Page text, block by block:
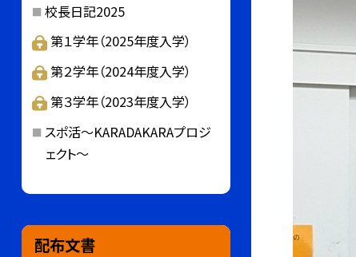
校長日記2025
第１学年（2025年度入学）
第２学年（2024年度入学）
第３学年（2023年度入学）
スポ活～KARADAKARAプロジ
ェクト～
配布文書